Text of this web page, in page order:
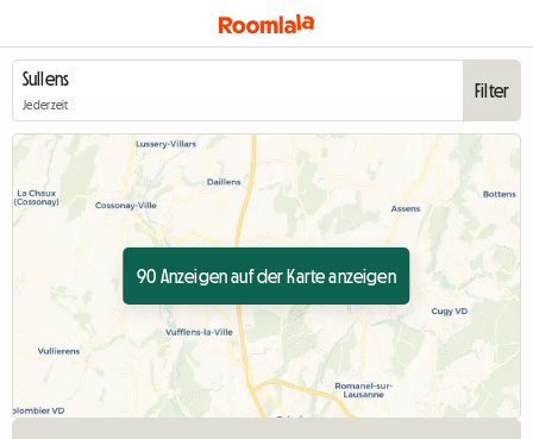
Jederzeit
Filter
90 Anzeigen auf der Karte anzeigen